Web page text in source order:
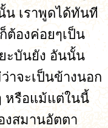
น เราพูดได้ทันที
ต้องค่อยๆเป็น
ะบันยัง อันนั้น
าจะเป็นข้างนอก
หรือแม้แต่ในนี้
งสมานอัตตา